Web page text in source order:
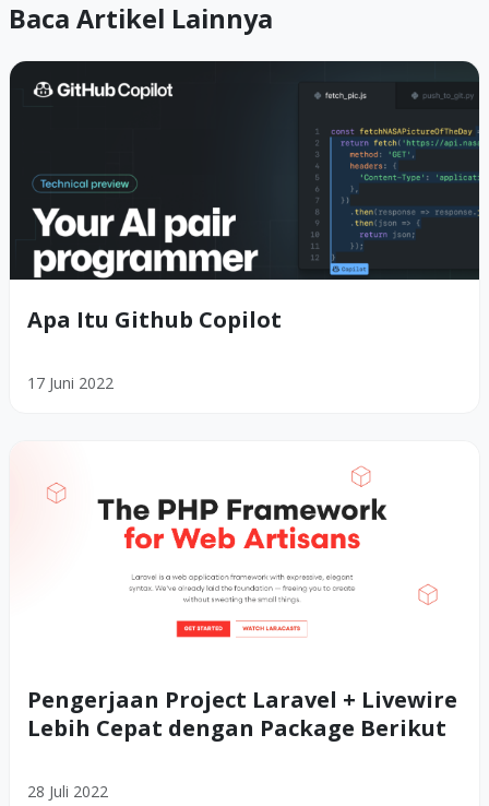
Baca Artikel Lainnya
Apa Itu Github Copilot
17 Juni 2022
Pengerjaan Project Laravel + Livewire
Lebih Cepat dengan Package Berikut
28 Juli 2022